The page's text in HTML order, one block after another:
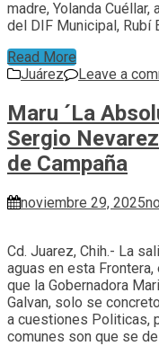
madre, Yolanda
del DIF Municipal, Rubí
Read More
Juárez
Leave a
Maru ´La
Sergio
de Campaña
noviembre 29, 2025
Cd. Juarez, Chih.- La
aguas en esta
que la Gobernadora
Galvan, solo se
a cuestiones Politicas,
comunes son que se